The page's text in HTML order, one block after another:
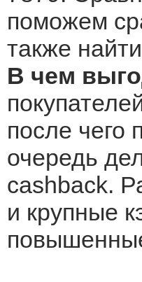
поможем
также
В чем
после чего
очередь
cashback.
и крупные